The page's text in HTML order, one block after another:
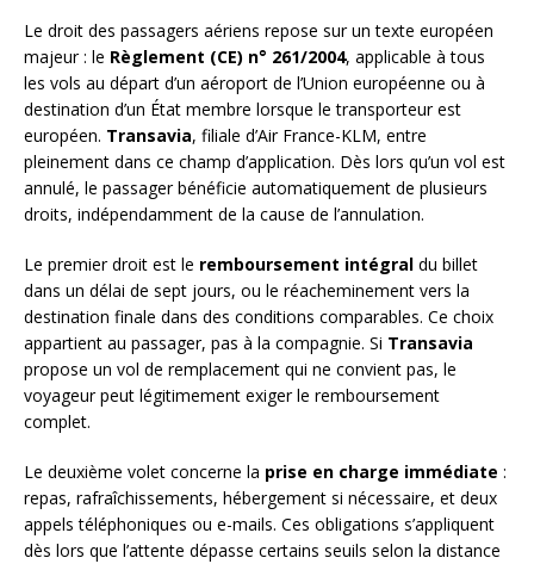
Le droit des passagers aériens repose sur un texte européen
majeur : le Règlement (CE) n° 261/2004, applicable à tous
les vols au départ d’un aéroport de l’Union européenne ou à
destination d’un État membre lorsque le transporteur est
européen. Transavia, filiale d’Air France-KLM, entre
pleinement dans ce champ d’application. Dès lors qu’un vol est
annulé, le passager bénéficie automatiquement de plusieurs
droits, indépendamment de la cause de l’annulation.
Le premier droit est le remboursement intégral du billet
dans un délai de sept jours, ou le réacheminement vers la
destination finale dans des conditions comparables. Ce choix
appartient au passager, pas à la compagnie. Si Transavia
propose un vol de remplacement qui ne convient pas, le
voyageur peut légitimement exiger le remboursement
complet.
Le deuxième volet concerne la prise en charge immédiate :
repas, rafraîchissements, hébergement si nécessaire, et deux
appels téléphoniques ou e-mails. Ces obligations s’appliquent
dès lors que l’attente dépasse certains seuils selon la distance